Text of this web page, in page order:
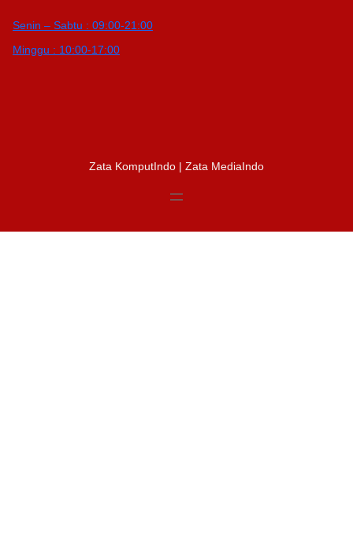
Senin – Sabtu : 09:00-21:00
Minggu : 10:00-17:00
Zata KomputIndo | Zata MediaIndo